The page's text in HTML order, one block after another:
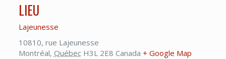
LIEU
Lajeunesse
10810, rue Lajeunesse
Montréal, Québec H3L 2E8 Canada + Google Map